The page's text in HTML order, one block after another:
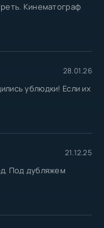
Кинематограф
28.01.26
ублюдки! Если их
21.12.25
Под дубляжем